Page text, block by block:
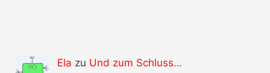
Ela zu Und zum Schluss…